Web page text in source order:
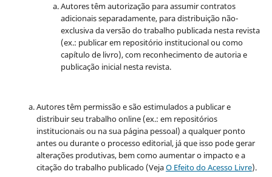
Autores têm autorização para assumir contratos
adicionais separadamente, para distribuição não-
exclusiva da versão do trabalho publicada nesta revista
(ex.: publicar em repositório institucional ou como
capítulo de livro), com reconhecimento de autoria e
publicação inicial nesta revista.
Autores têm permissão e são estimulados a publicar e
distribuir seu trabalho online (ex.: em repositórios
institucionais ou na sua página pessoal) a qualquer ponto
antes ou durante o processo editorial, já que isso pode gerar
alterações produtivas, bem como aumentar o impacto e a
citação do trabalho publicado (VejaO Efeito do Acesso Livre).